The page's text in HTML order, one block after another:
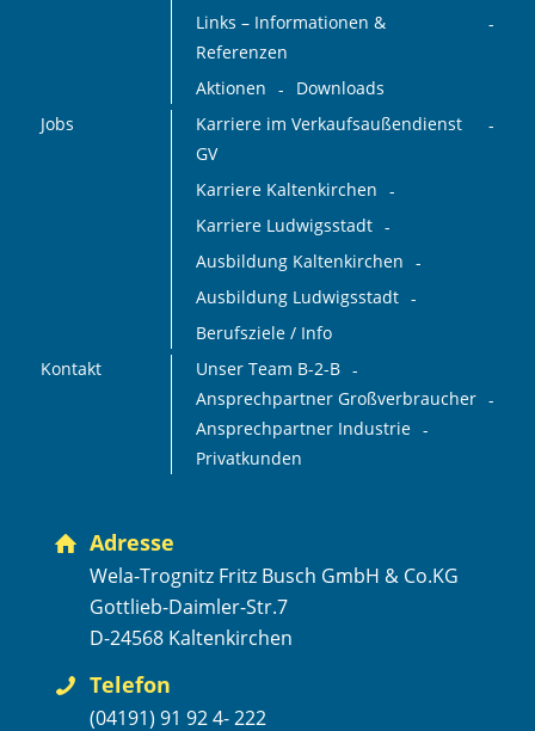
Links – Informationen &
Referenzen
Aktionen
Downloads
Jobs
Karriere im Verkaufsaußendienst
GV
Karriere Kaltenkirchen
Karriere Ludwigsstadt
Ausbildung Kaltenkirchen
Ausbildung Ludwigsstadt
Berufsziele / Info
Kontakt
Unser Team B-2-B
Ansprechpartner Großverbraucher
Ansprechpartner Industrie
Privatkunden
Adresse
Wela-Trognitz Fritz Busch GmbH & Co.KG
Gottlieb-Daimler-Str.7
D-24568 Kaltenkirchen
Telefon
(04191) 91 92 4- 222